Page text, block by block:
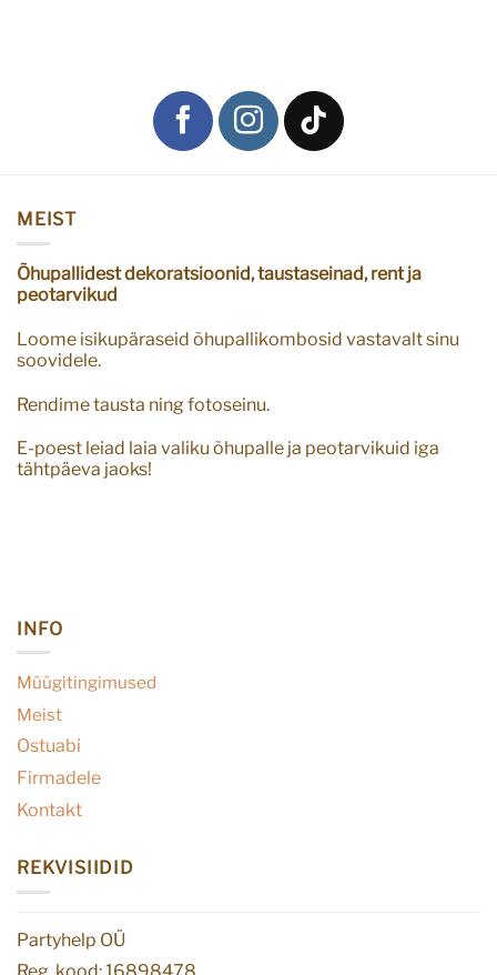
MEIST
Õhupallidest dekoratsioonid, taustaseinad, rent ja
peotarvikud
Loome isikupäraseid õhupallikombosid vastavalt sinu
soovidele.
Rendime tausta ning fotoseinu.
E-poest leiad laia valiku õhupalle ja peotarvikuid iga
tähtpäeva jaoks!
INFO
Müügitingimused
Meist
Ostuabi
Firmadele
Kontakt
REKVISIIDID
Partyhelp OÜ